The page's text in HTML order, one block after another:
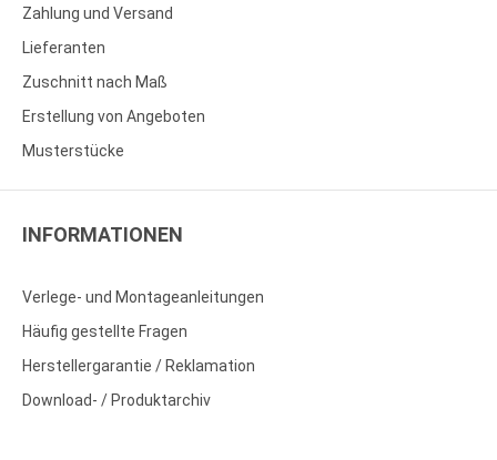
Zahlung und Versand
Lieferanten
Zuschnitt nach Maß
Erstellung von Angeboten
Musterstücke
INFORMATIONEN
Verlege- und Montageanleitungen
Häufig gestellte Fragen
Herstellergarantie / Reklamation
Download- / Produktarchiv